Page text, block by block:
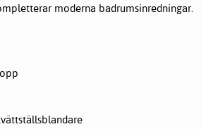
moderna badrumsinredningar.